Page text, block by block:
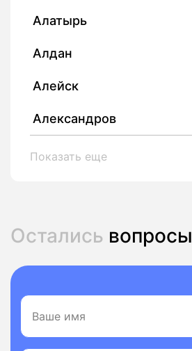
Алатырь
Алдан
Алейск
Александров
Показать еще
Остались вопросы